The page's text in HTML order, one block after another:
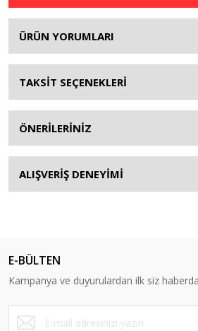
ÜRÜN YORUMLARI
TAKSİT SEÇENEKLERİ
ÖNERİLERİNİZ
ALIŞVERİŞ DENEYİMİ
E-BÜLTEN
Kampanya ve duyurulardan ilk siz